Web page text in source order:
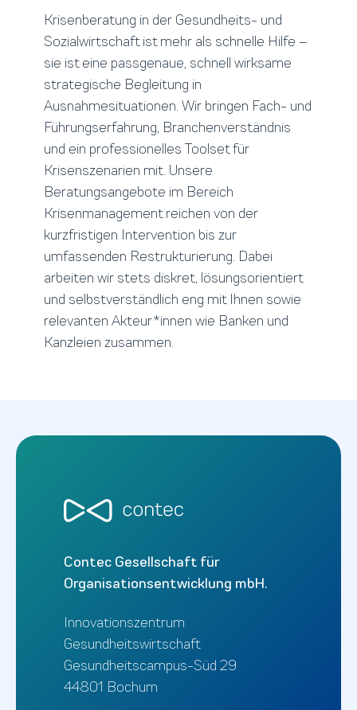
Krisenberatung in der Gesundheits- und
Sozialwirtschaft ist mehr als schnelle Hilfe –
sie ist eine passgenaue, schnell wirksame
strategische Begleitung in
Ausnahmesituationen. Wir bringen Fach- und
Führungserfahrung, Branchenverständnis
und ein professionelles Toolset für
Krisenszenarien mit. Unsere
Beratungsangebote im Bereich
Krisenmanagement reichen von der
kurzfristigen Intervention bis zur
umfassenden Restrukturierung. Dabei
arbeiten wir stets diskret, lösungsorientiert
und selbstverständlich eng mit Ihnen sowie
relevanten Akteur*innen wie Banken und
Kanzleien zusammen.
Contec Gesellschaft für
Organisationsentwicklung mbH.
Innovationszentrum
Gesundheitswirtschaft
Gesundheitscampus-Süd 29
44801 Bochum